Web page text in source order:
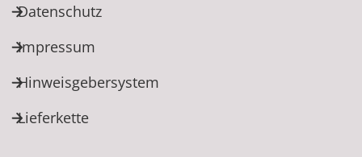
Datenschutz
Impressum
Hinweisgebersystem
Lieferkette